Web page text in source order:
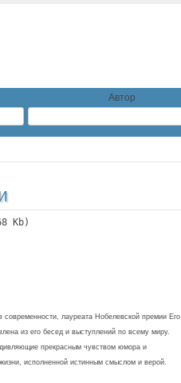
Автор
Kb)
современ­ности, лауреата Нобелевской премии Его
из его бесед и выступлений по всему миру.
прекрасным чувством юмора и
исполненной истинным смыслом и верой.